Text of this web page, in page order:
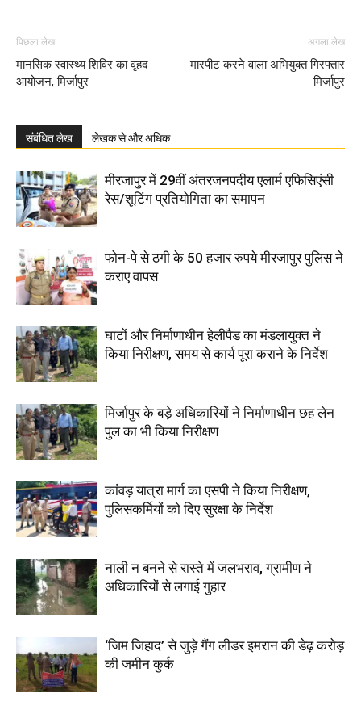
पिछला लेख
मानसिक स्वास्थ्य शिविर का वृहद
आयोजन, मिर्जापुर
अगला लेख
मारपीट करने वाला अभियुक्त गिरफ्तार
मिर्जापुर
संबंधित लेख लेखक से और अधिक
मीरजापुर में 29वीं अंतरजनपदीय एलार्म एफिसिएंसी
रेस/शूटिंग प्रतियोगिता का समापन
फोन-पे से ठगी के 50 हजार रुपये मीरजापुर पुलिस ने
कराए वापस
घाटों और निर्माणाधीन हेलीपैड का मंडलायुक्त ने
किया निरीक्षण, समय से कार्य पूरा कराने के निर्देश
मिर्जापुर के बड़े अधिकारियों ने निर्माणाधीन छह लेन
पुल का भी किया निरीक्षण
कांवड़ यात्रा मार्ग का एसपी ने किया निरीक्षण,
पुलिसकर्मियों को दिए सुरक्षा के निर्देश
नाली न बनने से रास्ते में जलभराव, ग्रामीण ने
अधिकारियों से लगाई गुहार
‘जिम जिहाद’ से जुड़े गैंग लीडर इमरान की डेढ़ करोड़
की जमीन कुर्क